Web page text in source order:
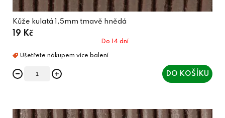
Kůže kulatá 1,5mm tmavě hnědá
19 Kč
Do 14 dní
DO KOŠÍKU